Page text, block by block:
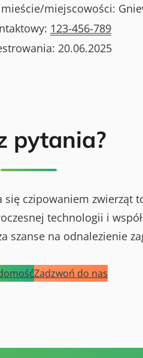
miejscowości:
123-456-789
20.06.2025
pytania?
czipowaniem zwierząt
technologii i
szanse na odnalezienie
Zadzwoń do nas